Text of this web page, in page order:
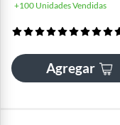
+100 Unidades Vendidas
Agregar